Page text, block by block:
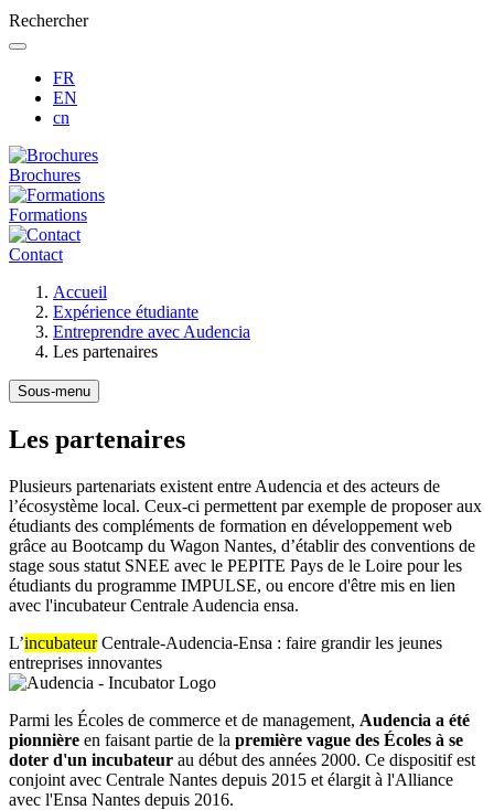
Rechercher
FR
EN
cn
Brochures
Formations
Contact
d'Ariane
Accueil
Expérience étudiante
Entreprendre avec Audencia
Les partenaires
Sous-menu
Les partenaires
Plusieurs partenariats existent entre Audencia et des acteurs de
l’écosystème local. Ceux-ci permettent par exemple de proposer aux
étudiants des compléments de formation en développement web
grâce au Bootcamp du Wagon Nantes, d’établir des conventions de
stage sous statut SNEE avec le PEPITE Pays de le Loire pour les
étudiants du programme IMPULSE, ou encore d'être mis en lien
avec l'incubateur Centrale Audencia ensa.
L’incubateurCentrale-Audencia-Ensa : faire grandir les jeunes
entreprises innovantes
Parmi les Écoles de commerce et de management, Audencia a été
pionnière en faisant partie de la première vague des Écoles à se
doter d'un incubateur au début des années 2000. Ce dispositif est
conjoint avec Centrale Nantes depuis 2015 et élargit à l'Alliance
avec l'Ensa Nantes depuis 2016.